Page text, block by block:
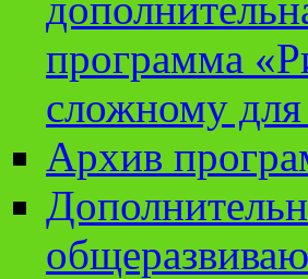
программа
сложному
Архив